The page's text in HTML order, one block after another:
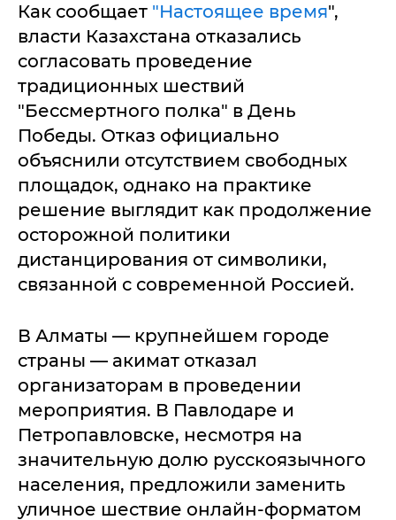
Как сообщает "Настоящее время",
власти Казахстана отказались
согласовать проведение
традиционных шествий
"Бессмертного полка" в День
Победы. Отказ официально
объяснили отсутствием свободных
площадок, однако на практике
решение выглядит как продолжение
осторожной политики
дистанцирования от символики,
связанной с современной Россией.
В Алматы — крупнейшем городе
страны — акимат отказал
организаторам в проведении
мероприятия. В Павлодаре и
Петропавловске, несмотря на
значительную долю русскоязычного
населения, предложили заменить
уличное шествие онлайн-форматом